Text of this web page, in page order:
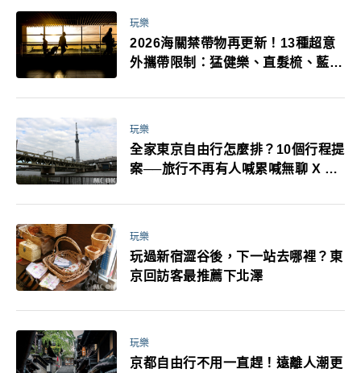
玩樂
2026海關禁帶物再更新！13種超意
外攜帶限制：猛健樂、直髮梳、藍牙
萬！注意事項一次看！
玩樂
全家東京自由行怎麼排？10個行程提
案──旅行不再有人喊累喊無聊 X 爸
玩樂
玩過新宿澀谷後，下一站去哪裡？東
京回訪客最推薦下北澤
玩樂
京都自由行不用一直趕！遠離人潮更